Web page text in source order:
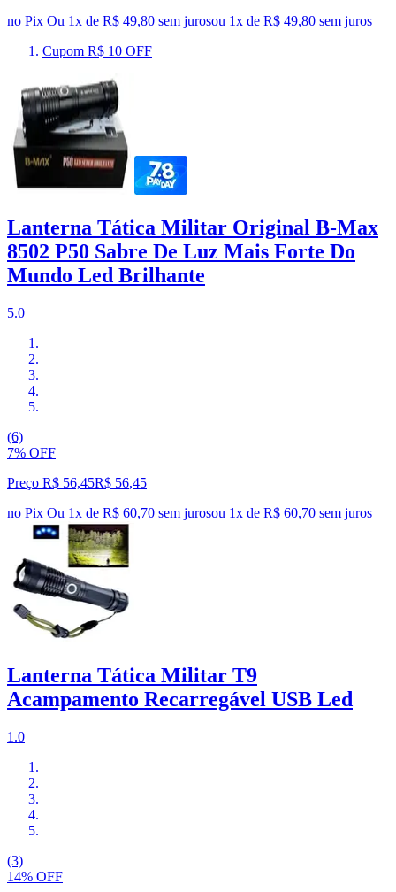
no Pix Ou 1x de R$ 49,80 sem jurosou 1x de R$ 49,80 sem juros
Cupom R$ 10 OFF
Lanterna Tática Militar Original B-Max
8502 P50 Sabre De Luz Mais Forte Do
Mundo Led Brilhante
5.0
(6)
7% OFF
Preço R$ 56,45R$ 56,45
no Pix Ou 1x de R$ 60,70 sem jurosou 1x de R$ 60,70 sem juros
Lanterna Tática Militar T9
Acampamento Recarregável USB Led
1.0
(3)
14% OFF